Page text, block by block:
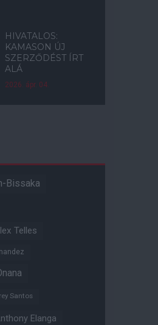
HIVATALOS:
KAMASON ÚJ
SZERZŐDÉST ÍRT
ALÁ
2026. ápr. 04.
Bissaka
Telles
Santos
Elanga